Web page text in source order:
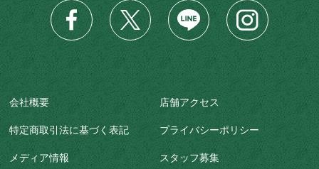
会社概要 店舗アクセス
特定商取引法に基づく表記 プライバシーポリシー
メディア情報 スタッフ募集